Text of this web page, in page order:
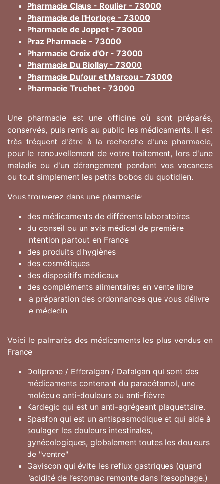
Pharmacie Claus - Roulier - 73000
Pharmacie de l'Horloge - 73000
Pharmacie de Joppet - 73000
Praz Pharmacie - 73000
Pharmacie Croix d'Or - 73000
Pharmacie Du Biollay - 73000
Pharmacie Dufour et Marcou - 73000
Pharmacie Truchet - 73000
Une pharmacie est une officine où sont préparés,
conservés, puis remis au public les médicaments. Il est
très fréquent d'être à la recherche d'une pharmacie,
pour le renouvellement de votre traitement, lors d'une
maladie ou d'un dérangement pendant vos vacances
ou tout simplement les petits bobos du quotidien.
Vous trouverez dans une pharmacie:
des médicaments de différents laboratoires
du conseil ou un avis médical de première
intention partout en France
des produits d'hygiènes
des cosmétiques
des dispositifs médicaux
des compléments alimentaires en vente libre
la préparation des ordonnances que vous délivre
le médecin
Voici le palmarès des médicaments les plus vendus en
France
Doliprane / Efferalgan / Dafalgan qui sont des
médicaments contenant du paracétamol, une
molécule anti-douleurs ou anti-fièvre
Kardegic qui est un anti-agrégeant plaquettaire.
Spasfon qui est un antispasmodique et qui aide à
soulager les douleurs intestinales,
gynécologiques, globalement toutes les douleurs
de "ventre"
Gaviscon qui évite les reflux gastriques (quand
l’acidité de l’estomac remonte dans l’œsophage.)